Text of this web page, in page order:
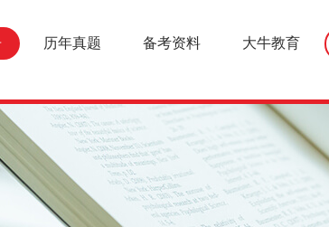
历年真题 备考资料 大牛教育